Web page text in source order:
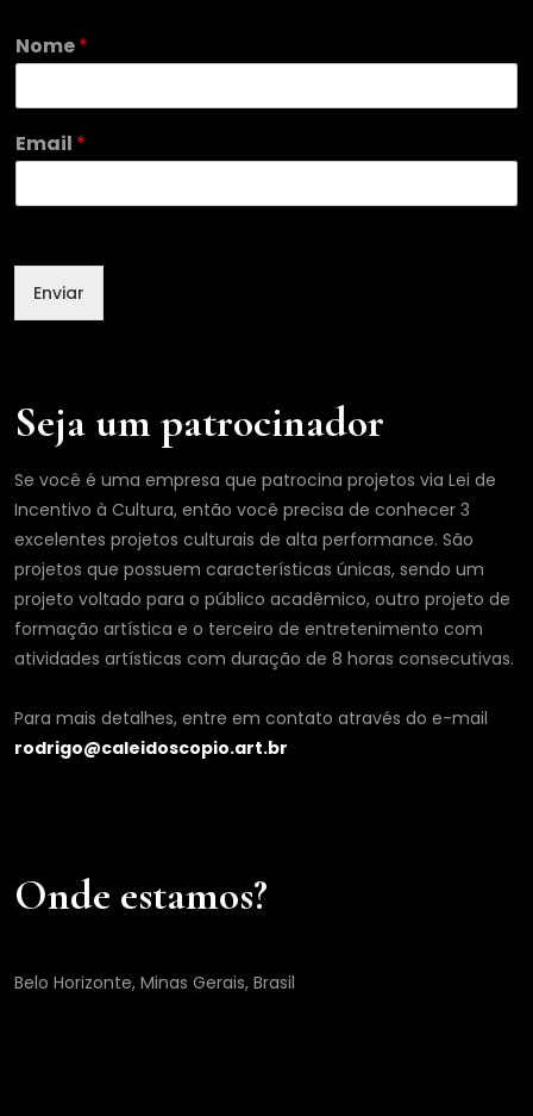
*
N
m
E
a
Nome*
Email *
Enviar
Seja um patrocinador
Se você é uma empresa que patrocina projetos via Lei de
Incentivo à Cultura, então você precisa de conhecer 3
excelentes projetos culturais de alta performance. São
projetos que possuem características únicas, sendo um
projeto voltado para o público acadêmico, outro projeto de
formação artística e o terceiro de entretenimento com
atividades artísticas com duração de 8 horas consecutivas.
Para mais detalhes, entre em contato através do e-mail
rodrigo@caleidoscopio.art.br
Onde estamos?
Belo Horizonte, Minas Gerais, Brasil